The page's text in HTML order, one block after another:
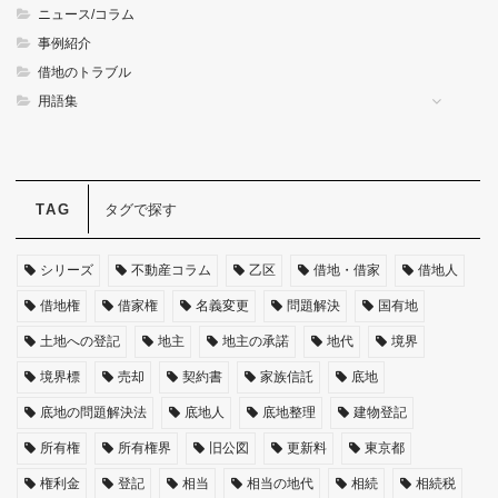
ニュース/コラム
事例紹介
借地のトラブル
用語集
タグで探す
シリーズ 不動産コラム 乙区 借地・借家 借地人
借地権 借家権 名義変更 問題解決 国有地
土地への登記 地主 地主の承諾 地代 境界
境界標 売却 契約書 家族信託 底地
底地の問題解決法 底地人 底地整理 建物登記
所有権 所有権界 旧公図 更新料 東京都
権利金 登記 相当 相当の地代 相続 相続税